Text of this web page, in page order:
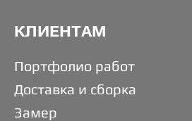
КЛИЕНТАМ
Портфолио работ
Доставка и сборка
Замер